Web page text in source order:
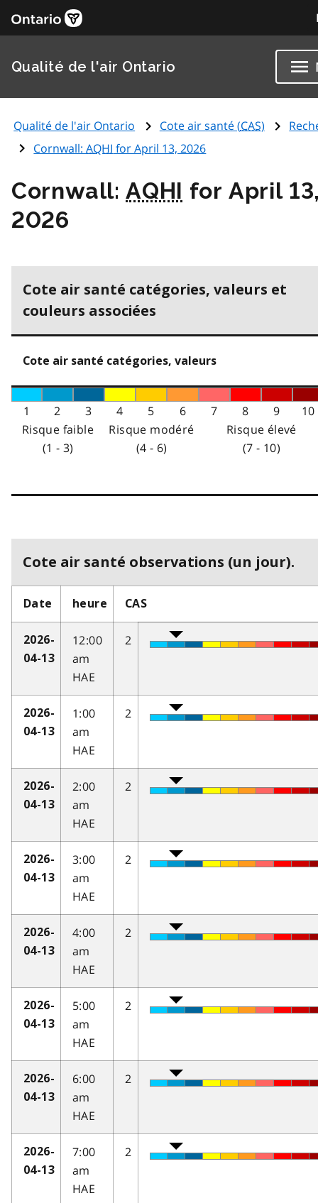
Qualité de l'air Ontario
Qualité de l'air Ontario Cote air santé (CAS)
Cornwall:AQHI for April 13, 2026
Cornwall:AQHI for April
2026
Cote air santé catégories, valeurs et
couleurs associées
Cote air santé catégories, valeurs
1 2 3 4 5 6 7 8 9
10
Risque faible
(1 - 3)
Risque modéré
(4 - 6)
Risque élevé
(7 - 10)
Cote air santé observations (un jour).
Date heure CAS
2026-
04-13
12:00
am
HAE
2
2026-
04-13
1:00
am
HAE
2
2026-
04-13
2:00
am
HAE
2
2026-
04-13
3:00
am
HAE
2
2026-
04-13
4:00
am
HAE
2
2026-
04-13
5:00
am
HAE
2
2026-
04-13
6:00
am
HAE
2
2026-
04-13
7:00
am
HAE
2